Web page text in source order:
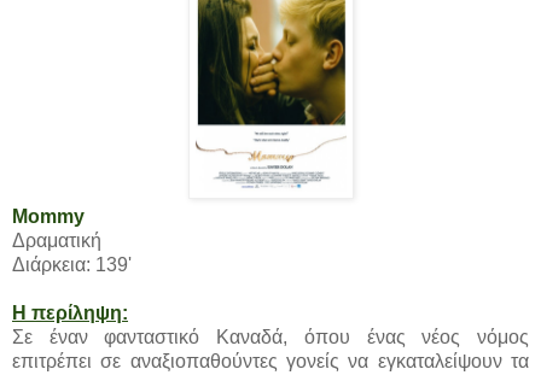
Mommy
Δραματική
Διάρκεια: 139'
Η περίληψη:
Σε έναν φανταστικό Καναδά, όπου ένας νέος νόμος
επιτρέπει σε αναξιοπαθούντες γονείς να εγκαταλείψουν τα